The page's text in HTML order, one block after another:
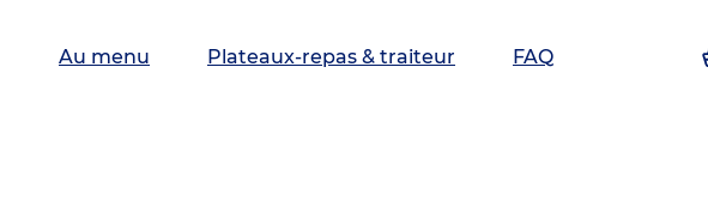
Au menu Plateaux-repas & traiteur FAQ